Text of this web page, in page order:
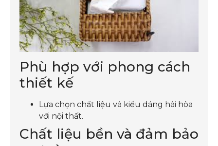
Phù hợp với phong cách
thiết kế
Lựa chọn chất liệu và kiểu dáng hài hòa
với nội thất.
Chất liệu bền và đảm bảo